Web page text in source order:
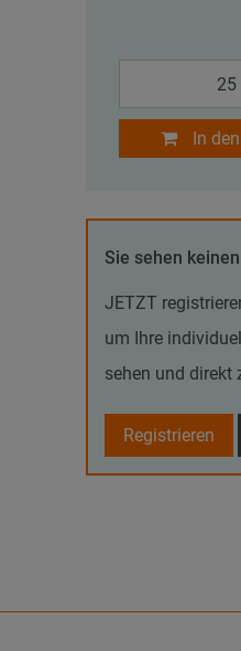
In
Sie sehen
JETZT
um Ihre
sehen und direkt
Registrieren